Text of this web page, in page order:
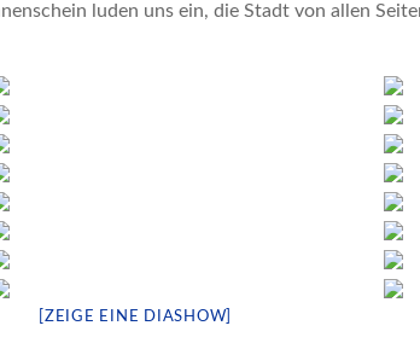
luden uns ein, die Stadt von allen
[ZEIGE EINE DIASHOW]